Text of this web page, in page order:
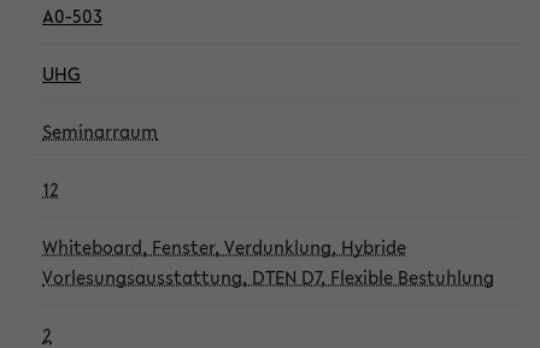
A0-503
UHG
Seminarraum
12
Whiteboard, Fenster, Verdunklung, Hybride
Vorlesungsausstattung, DTEN D7, Flexible Bestuhlung
2